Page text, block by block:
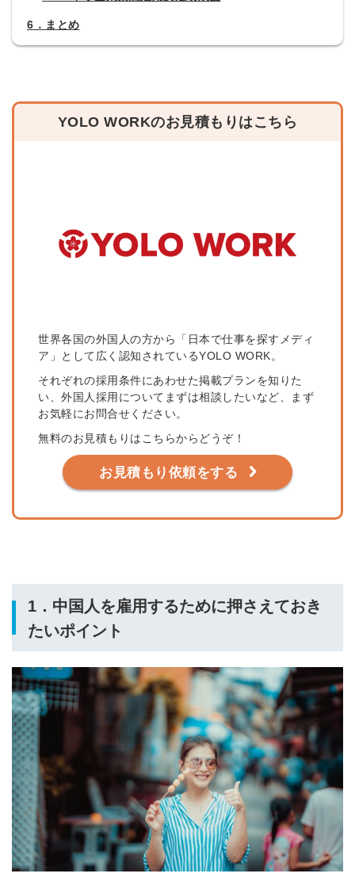
6．まとめ
YOLO WORKのお見積もりはこちら
世界各国の外国人の方から「日本で仕事を探すメディ
ア」として広く認知されているYOLO WORK。
それぞれの採用条件にあわせた掲載プランを知りた
い、外国人採用についてまずは相談したいなど、まず
お気軽にお問合せください。
無料のお見積もりはこちらからどうぞ！
お見積もり依頼をする
1．中国人を雇用するために押さえておき
たいポイント